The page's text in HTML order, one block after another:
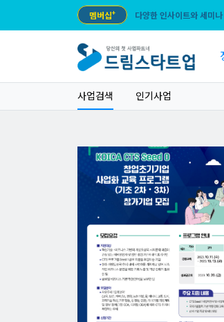
멤버십+ 다양한 인사이트와 세미
사업검색 인기사업